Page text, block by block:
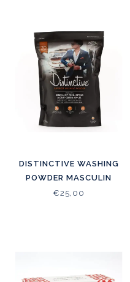
DISTINCTIVE WASHING
POWDER MASCULIN
ENERGISING CITRUS
€25,00